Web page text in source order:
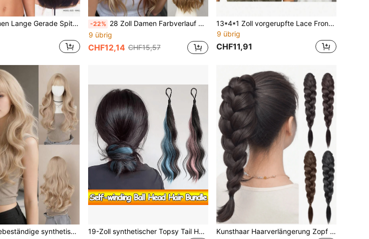
1 Stück Damen Lange Gerade Spitzenperücke, Schwarz Braun Farbe, 20 Zoll, 22 Zoll Natürlich Atmungsaktive Mode Spitzenperücke, Hitzebeständige Synthetische Perücke Geeignet Für Den Täglichen Gebrauch
-22% 28 Zoll Damen Farbverlauf braun-goldene lockige Perücke mit Mittelscheitel, hitzebeständige Kunstfaser-Party-/Alltagsperücke
9 übrig
CHF12,14 CHF15,57
13*4*1 Zoll vorgerupfte Lace Front lockige Perücke, 16 Zoll, Haare aus synthetischen Fasern, hitzebeständig und weich, geeignet für Frauen
9 übrig
CHF11,91
1 Stück hitzebeständige synthetische Perücke, lange lockige Pony Perücke in goldener Farbe, 26 Zoll lang, Fasermaterial, geeignet für den täglichen Gebrauch, natürlich aussehende Perücke
19-Zoll synthetischer Topsy Tail Haardutt-Maker, hitzebeständige Faser gefärbter Zopf, DIY Haarvolumen-Tool Kunsthaar Haarverlängerung Zopf Pferdeschwanz Clip-On, hitzebeständiger geflochtener Fake Pferdeschwanz, handgefertigter gewebter Haarschmuck geeignet für Frauen für den Alltag & Partys